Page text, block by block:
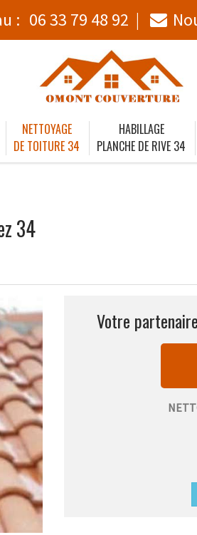
: 06 33 79 48 92
NETTOYAGE
DE TOITURE 34
HABILLAGE
PLANCHE DE RIVE 34
34
Votre